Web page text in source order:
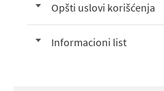
Opšti uslovi korišćenja
Informacioni list